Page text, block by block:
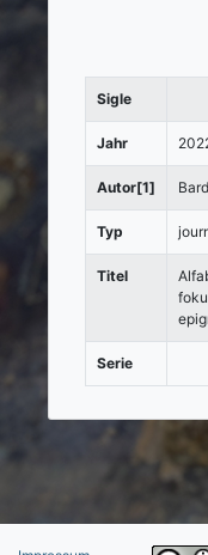
Sigle
Jahr
Autor[1]
Typ
Titel
Serie